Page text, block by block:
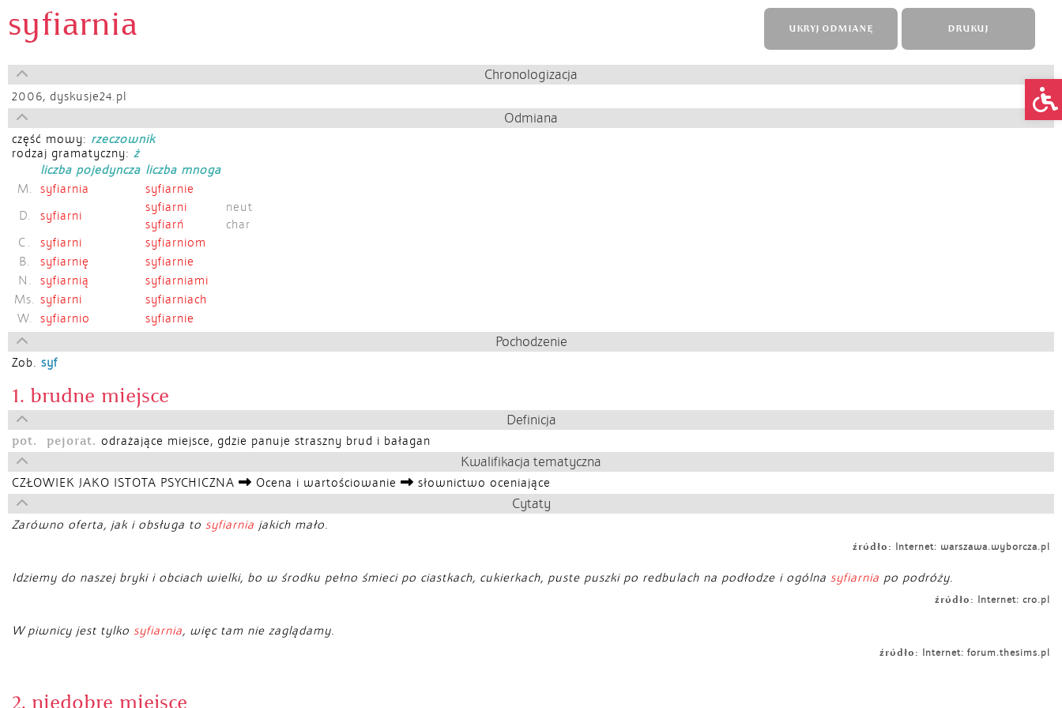
UKRYJ ODMIANĘ DRUKUJ
syfiarnia
Chronologizacja
2006, dyskusje24.pl
Odmiana
część mowy: rzeczownik
rodzaj gramatyczny: ż
liczba pojedyncza liczba mnoga
M.
syfiarnia
syfiarnie
D.
syfiarni
syfiarni
neut
syfiarń
char
C.
syfiarni
syfiarniom
B.
syfiarnię
syfiarnie
N.
syfiarnią
syfiarniami
Ms. syfiarni
syfiarniach
W.
syfiarnio syfiarnie
Pochodzenie
Zob. syf
1. brudne miejsce
Definicja
pot. pejorat. odrażające miejsce, gdzie panuje straszny brud i bałagan
Kwalifikacja tematyczna
CZŁOWIEK JAKO ISTOTA PSYCHICZNA Ocena i wartościowanie słownictwo oceniające
Cytaty
Zarówno oferta, jak i obsługa to syfiarnia jakich mało.
źródło: Internet: warszawa.wyborcza.pl
Idziemy do naszej bryki i obciach wielki, bo w środku pełno śmieci po ciastkach, cukierkach, puste puszki po redbulach na podłodze i ogólna syfiarnia po podróży.
źródło: Internet: cro.pl
W piwnicy jest tylko syfiarnia, więc tam nie zaglądamy.
źródło: Internet: forum.thesims.pl
2. niedobre miejsce